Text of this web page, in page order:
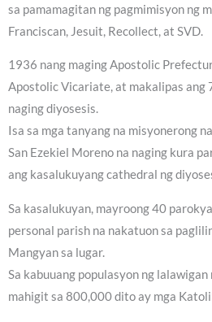
sa pamamagitan ng pagmimisyon ng
Franciscan, Jesuit, Recollect, at SVD.
1936 nang maging Apostolic
Apostolic Vicariate, at makalipas ang
naging diyosesis.
Isa sa mga tanyang na misyonerong
San Ezekiel Moreno na naging kura
ang kasalukuyang cathedral ng
Sa kasalukuyan, mayroong 40
personal parish na nakatuon sa
Mangyan sa lugar.
Sa kabuuang populasyon ng
mahigit sa 800,000 dito ay mga